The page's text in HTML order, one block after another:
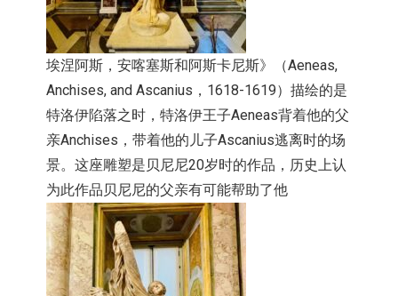
埃涅阿斯， 安喀塞斯和阿斯卡尼斯》（Aeneas,
Anchises, and Ascanius，1618-1619） 描绘的是
特洛伊陷落之时， 特洛伊王子Aeneas背着他的父
亲Anchises， 带着他的儿子Ascanius逃离时的场
景。 这座雕塑是贝尼尼20岁时的作品， 历史上认
为此作品贝尼尼的父亲有可能帮助了他